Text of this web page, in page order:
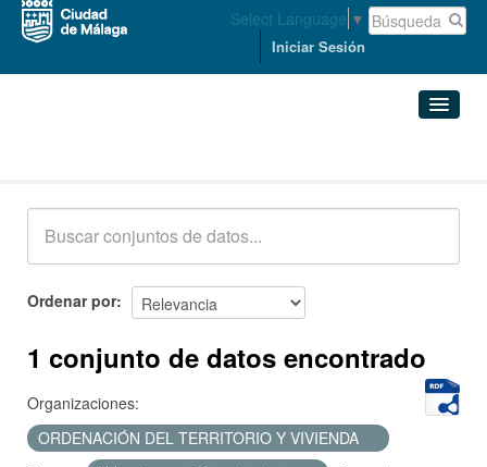
Select Language ▼
Iniciar Sesión
Acerca de
Ordenar por
1 conjunto de datos encontrado
Organizaciones:
ORDENACIÓN DEL TERRITORIO Y VIVIENDA